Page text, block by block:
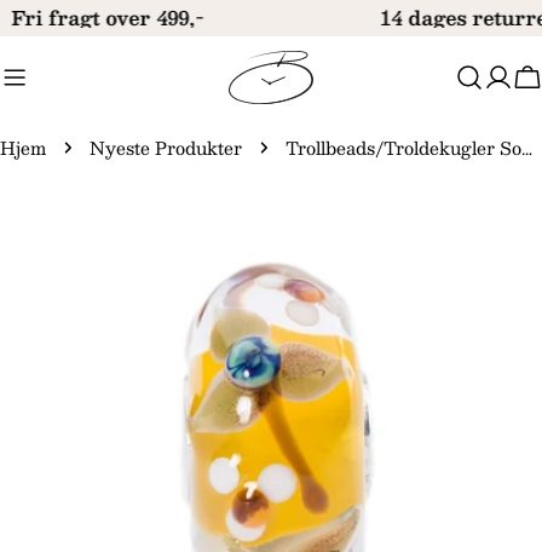
Gå
indhold
Fri fragt over 499,- 14 dages
Hjem Nyeste Produkter Trollbeads/Troldekugler Sommerblomster kugle TGLBE-20025
medie 0 i modal